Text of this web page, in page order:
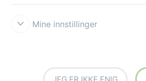
Mine innstillinger
JEG ER IKKE ENIG